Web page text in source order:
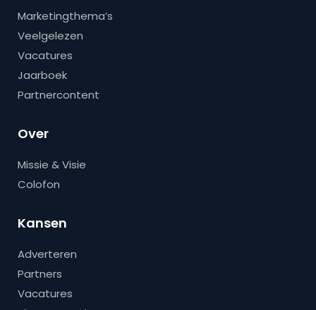
Marketingthema’s
Veelgelezen
Vacatures
Jaarboek
Partnercontent
Over
Missie & Visie
Colofon
Kansen
Adverteren
Partners
Vacatures